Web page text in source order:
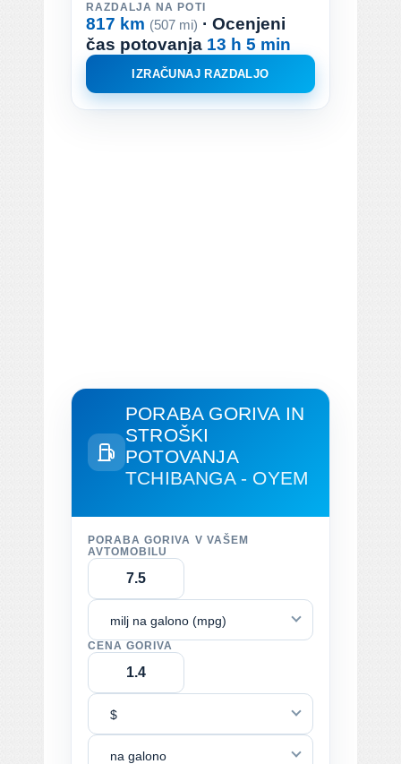
RAZDALJA NA POTI
817 km (507 mi) · Ocenjeni
čas potovanja 13 h 5 min
IZRAČUNAJ RAZDALJO
PORABA GORIVA IN
STROŠKI
POTOVANJA
TCHIBANGA - OYEM
PORABA GORIVA V VAŠEM
AVTOMOBILU
milj na galono (mpg)
CENA GORIVA
$
na galono